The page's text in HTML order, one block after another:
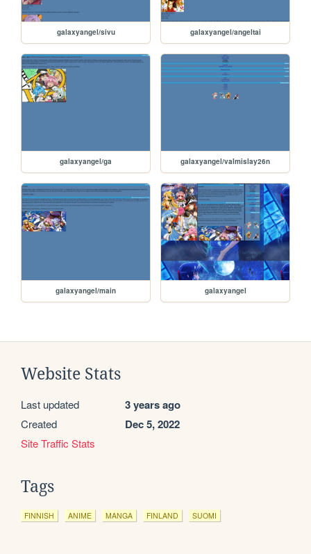
galaxyangel/sivu galaxyangel/angeltai
galaxyangel/ga galaxyangel/valmislay26n
galaxyangel/main galaxyangel
Website Stats
Last updated 3 years ago
Created Dec 5, 2022
Site Traffic Stats
Tags
FINNISH ANIME MANGA FINLAND SUOMI